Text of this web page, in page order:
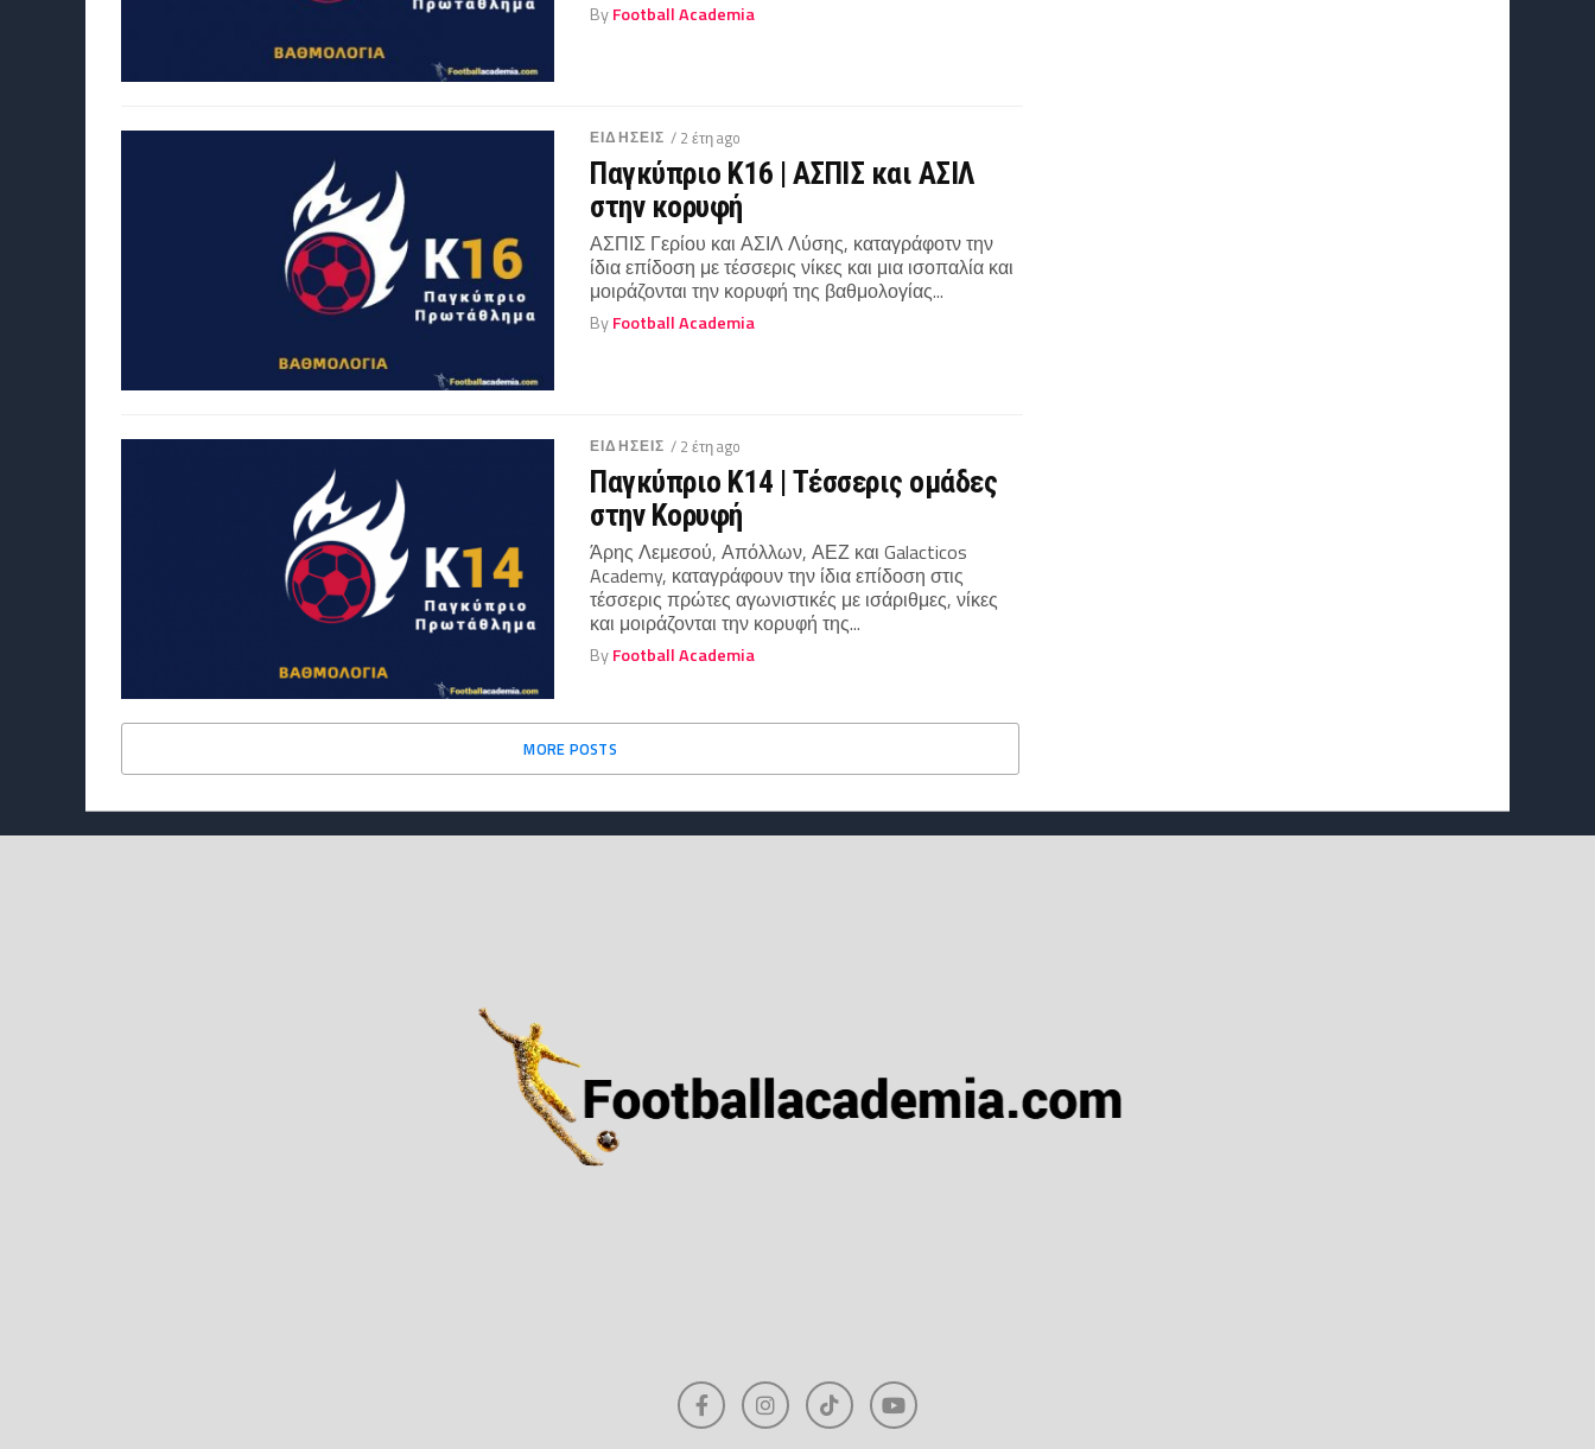
ByFootball Academia
ΕΙΔΗΣΕΙΣ / 2 έτη ago
Παγκύπριο Κ16 | ΑΣΠΙΣ και ΑΣΙΛ
στην κορυφή
ΑΣΠΙΣ Γερίου και ΑΣΙΛ Λύσης, καταγράφοτν την
ίδια επίδοση με τέσσερις νίκες και μια ισοπαλία και
μοιράζονται την κορυφή της βαθμολογίας...
ByFootball Academia
ΕΙΔΗΣΕΙΣ / 2 έτη ago
Παγκύπριο Κ14 | Τέσσερις ομάδες
στην Κορυφή
Άρης Λεμεσού, Απόλλων, ΑΕΖ και Galacticos
Academy, καταγράφουν την ίδια επίδοση στις
τέσσερις πρώτες αγωνιστικές με ισάριθμες, νίκες
και μοιράζονται την κορυφή της...
ByFootball Academia
MORE POSTS